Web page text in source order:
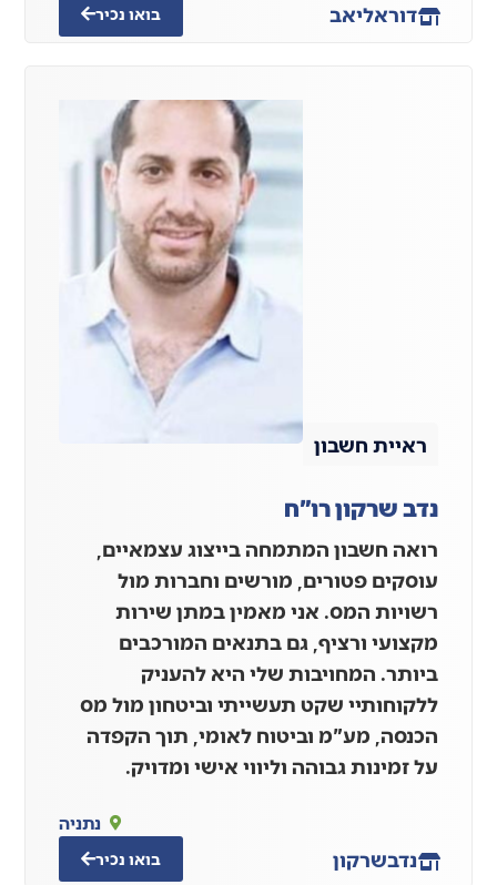
דוראליאב בואו נכיר
ראיית חשבון
נדב שרקון רו"ח
רואה חשבון המתמחה בייצוג עצמאיים,
עוסקים פטורים, מורשים וחברות מול
רשויות המס. אני מאמין במתן שירות
מקצועי ורציף, גם בתנאים המורכבים
ביותר. המחויבות שלי היא להעניק
ללקוחותיי שקט תעשייתי וביטחון מול מס
הכנסה, מע"מ וביטוח לאומי, תוך הקפדה
על זמינות גבוהה וליווי אישי ומדויק.
נדבשרקון
נתניה
בואו נכיר